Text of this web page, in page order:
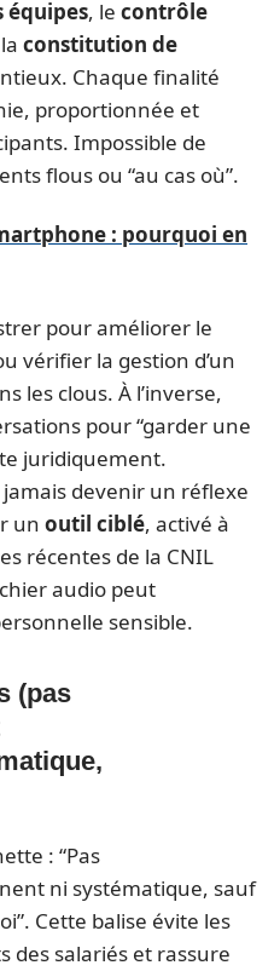
équipes, le contrôle
constitution de
Chaque finalité
proportionnée et
Impossible de
flous ou “au cas où”.
: pourquoi en
pour améliorer le
vérifier la gestion d’un
les clous. À l’inverse,
pour “garder une
juridiquement.
devenir un réflexe
un outil ciblé, activé à
récentes de la CNIL
audio peut
sensible.
(pas
: “Pas
ni systématique, sauf
Cette balise évite les
des salariés et rassure